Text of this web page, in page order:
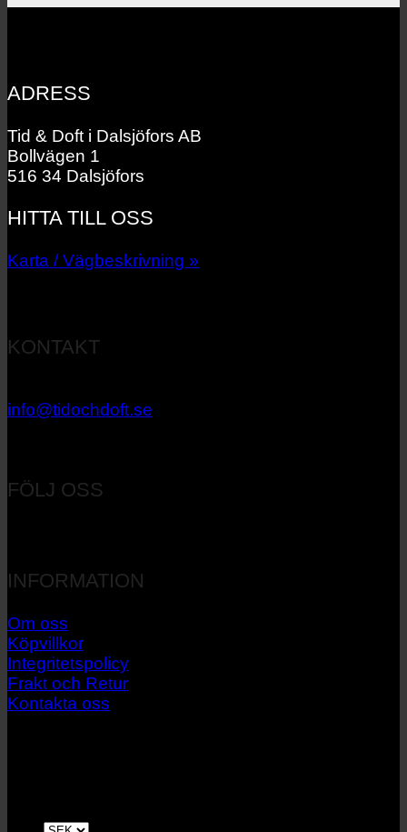
ADRESS
Tid & Doft i Dalsjöfors AB
Bollvägen 1
516 34 Dalsjöfors
HITTA TILL OSS
Karta / Vägbeskrivning »
KONTAKT
info@tidochdoft.se
FÖLJ OSS
INFORMATION
Om oss
Köpvillkor
Integritetspolicy
Frakt och Retur
Kontakta oss